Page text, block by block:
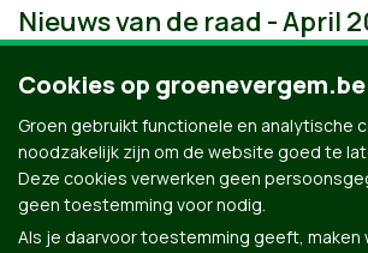
Nieuws van de raad - April
Cookies op groenevergem.be
Groen gebruikt functionele en analytische
noodzakelijk zijn om de website goed te
Deze cookies verwerken geen
geen toestemming voor nodig.
Als je daarvoor toestemming geeft, maken